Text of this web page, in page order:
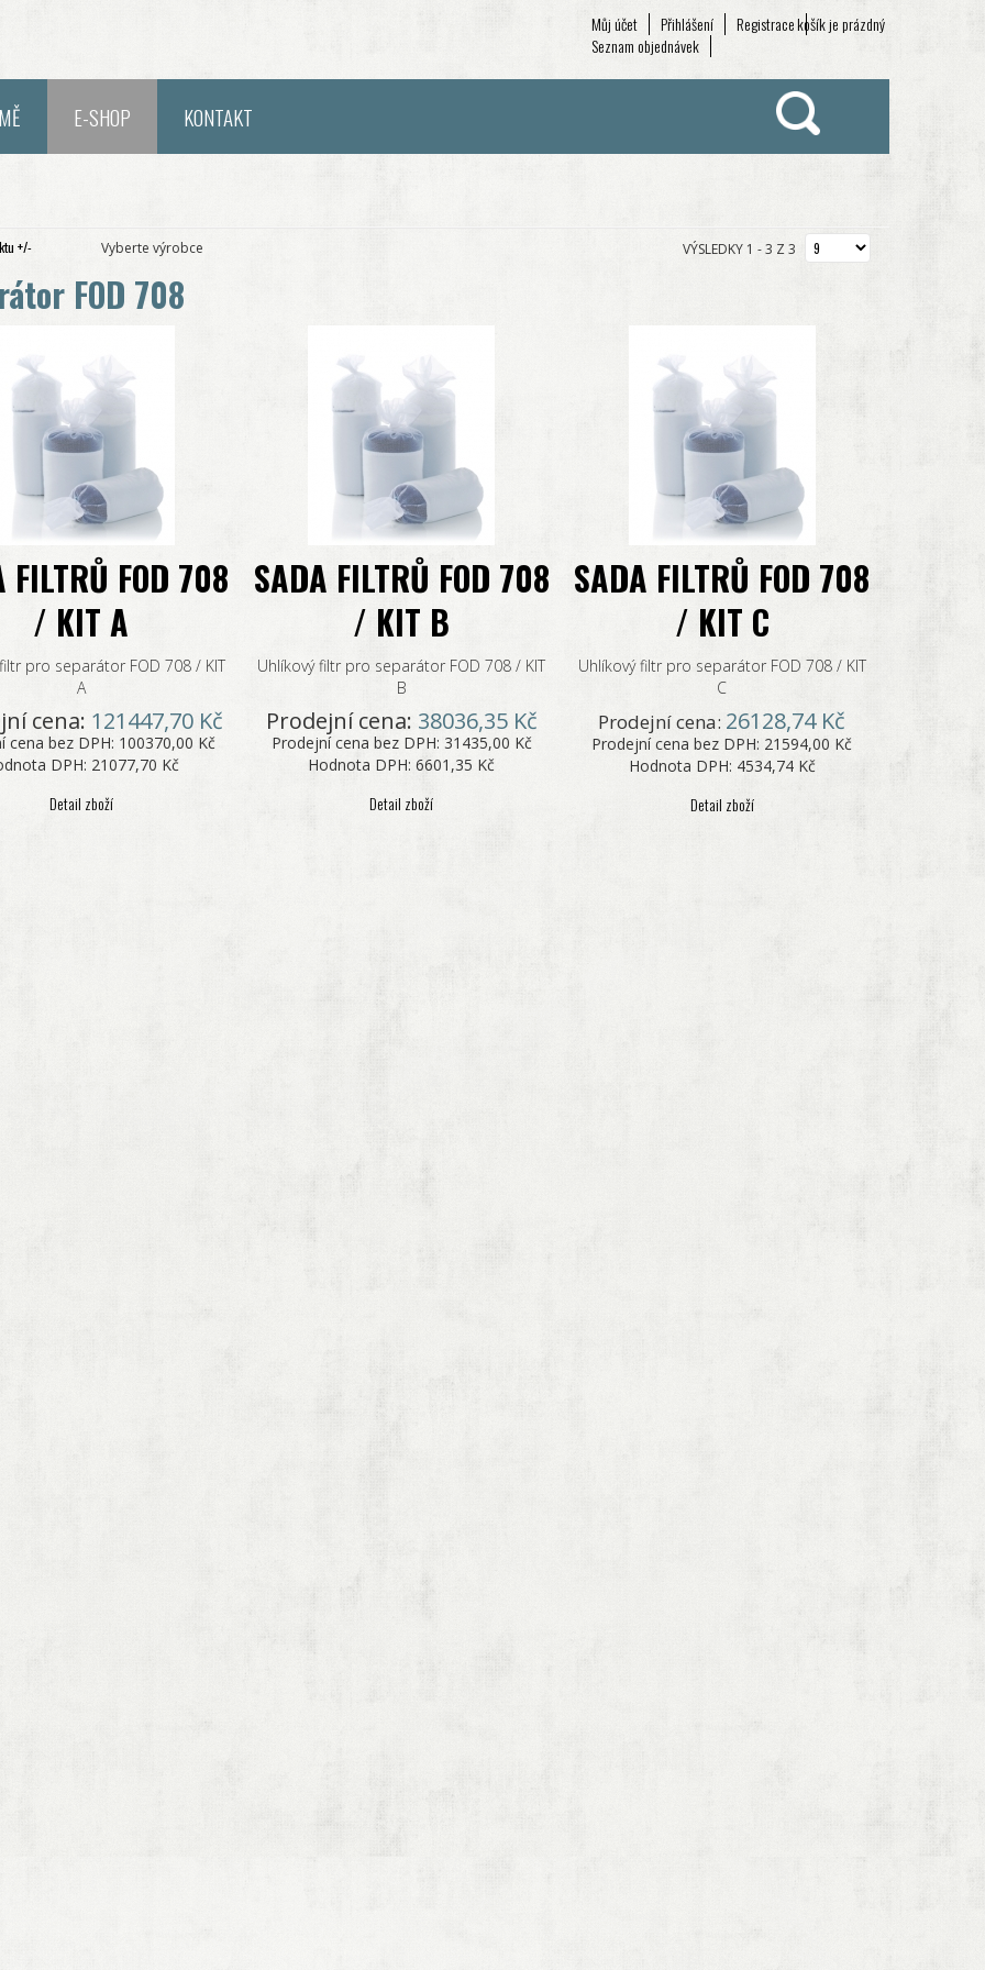
košík je prázdný
Můj účet Přihlášení
Registrace
Seznam objednávek
E-SHOP KONTAKT
+/- Vyberte výrobce VÝSLEDKY 1 - 3 Z 3
FOD 708
FILTRŮ FOD 708
/ KIT A
pro separátor FOD 708 / KIT
A
cena: 121447,70 Kč
cena bez DPH: 100370,00 Kč
DPH: 21077,70 Kč
Detail zboží
SADA FILTRŮ FOD 708
/ KIT B
Uhlíkový filtr pro separátor FOD 708 / KIT
B
Prodejní cena: 38036,35 Kč
Prodejní cena bez DPH: 31435,00 Kč
Hodnota DPH:6601,35 Kč
Detail zboží
SADA FILTRŮ FOD 708
/ KIT C
Uhlíkový filtr pro separátor FOD 708 / KIT
C
Prodejní cena: 26128,74 Kč
Prodejní cena bez DPH: 21594,00 Kč
Hodnota DPH: 4534,74 Kč
Detail zboží